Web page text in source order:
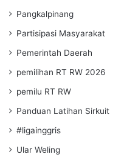
Pangkalpinang
Partisipasi Masyarakat
Pemerintah Daerah
pemilihan RT RW 2026
pemilu RT RW
Panduan Latihan Sirkuit
#ligainggris
Ular Weling